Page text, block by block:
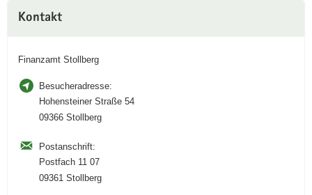
Information
Kontakt
Finanzamt Stollberg
Besucheradresse:
Hohensteiner Straße 54
09366 Stollberg
Postanschrift:
Postfach 11 07
09361 Stollberg